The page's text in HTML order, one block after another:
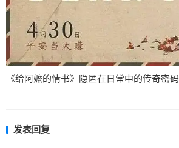
《给阿嬷的情书》隐匿在日常中的传奇密码
发表回复